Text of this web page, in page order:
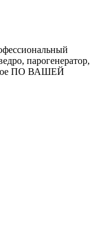
парогенератор,
ПО ВАШЕЙ